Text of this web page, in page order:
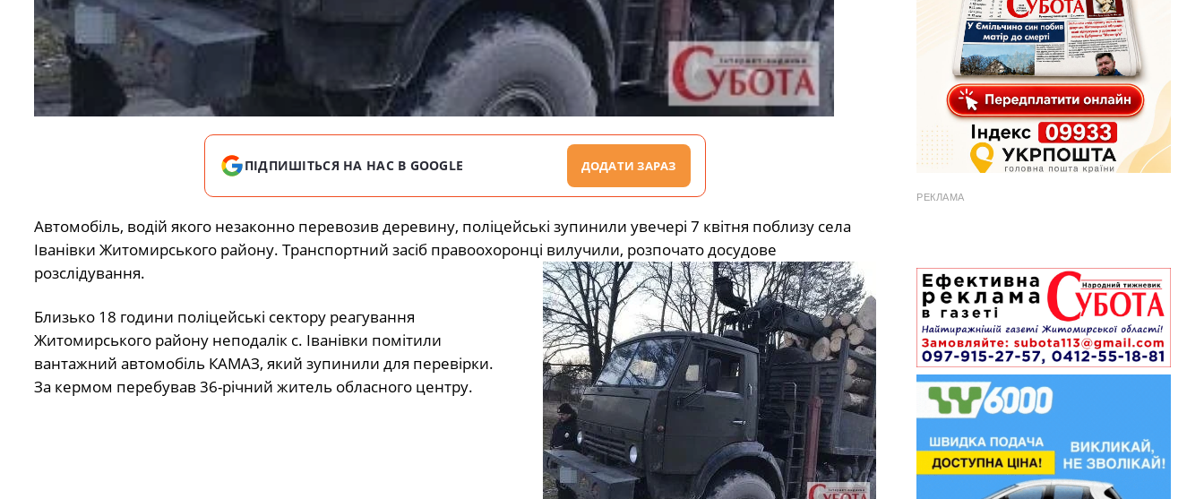
ПІДПИШІТЬСЯ НА НАС В GOOGLE ДОДАТИ ЗАРАЗ
Автомобіль, водій якого незаконно перевозив деревину, поліцейські зупинили увечері 7 квітня поблизу села
Іванівки Житомирського району. Транспортний засіб правоохоронці вилучили, розпочато досудове
розслідування.
Близько 18 години поліцейські сектору реагування
Житомирського району неподалік с. Іванівки помітили
вантажний автомобіль КАМАЗ, який зупинили для перевірки.
За кермом перебував 36-річний житель обласного центру.
РЕКЛАМА